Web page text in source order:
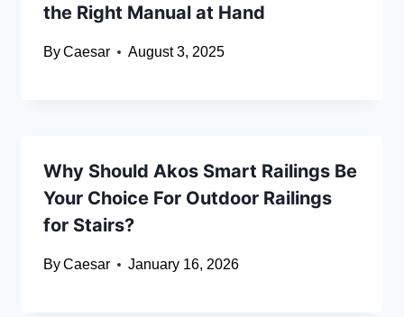
the Right Manual at Hand
ByCaesar August 3, 2025
Why Should Akos Smart Railings Be
Your Choice For Outdoor Railings
for Stairs?
ByCaesar January 16, 2026